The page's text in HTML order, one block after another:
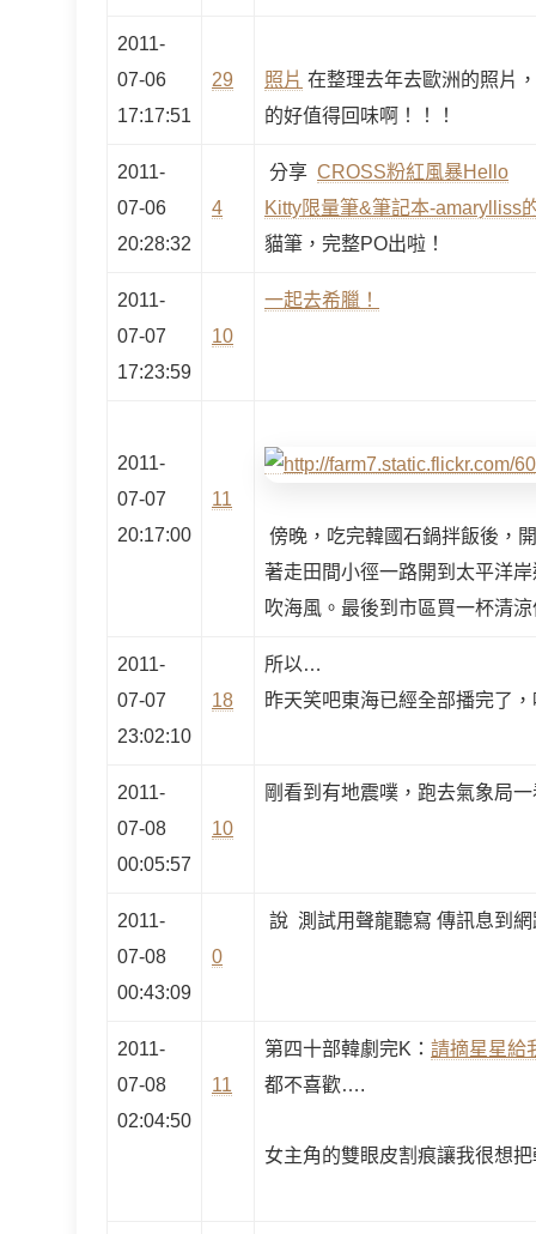
2011-
07-06
17:17:51
29 照片 在整理去年去歐洲的照片
的好值得回味啊！！！
2011-
07-06
20:28:32
4
分享 CROSS粉紅風暴Hello
Kitty限量筆&筆記本-amarylliss
貓筆，完整PO出啦！
2011-
07-07
17:23:59
10
一起去希臘！
2011-
07-07
20:17:00
11
傍晚，吃完韓國石鍋拌飯後，
著走田間小徑一路開到太平洋
吹海風。最後到市區買一杯清
2011-
07-07
23:02:10
18
所以…
昨天笑吧東海已經全部播完了
2011-
07-08
00:05:57
10
剛看到有地震噗，跑去氣象局
2011-
07-08
00:43:09
0
說 測試用聲龍聽寫 傳訊息到網
2011-
07-08
02:04:50
11
第四十部韓劇完K： 請摘星星給
都不喜歡….
女主角的雙眼皮割痕讓我很想